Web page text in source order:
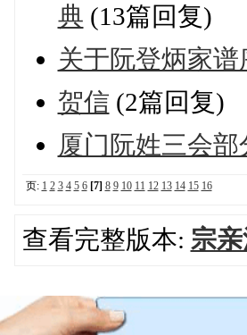
典 (13篇回复)
关于阮登炳家谱
贺信 (2篇回复)
厦门阮姓三会部
页: 1 2 3 4 5 6 [7] 8 9 10 11 12 13 14 15 16
查看完整版本: 宗